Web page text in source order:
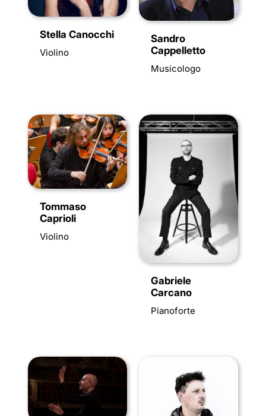
Stella Canocchi
Violino
Sandro
Cappelletto
Musicologo
Tommaso
Caprioli
Violino
Gabriele
Carcano
Pianoforte